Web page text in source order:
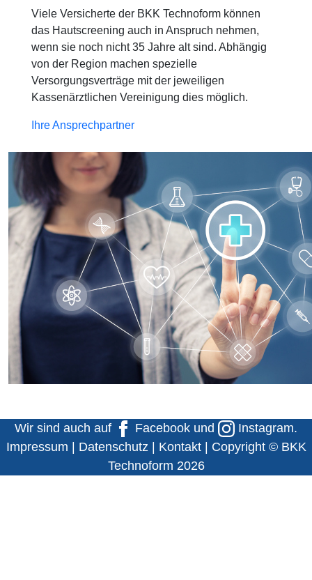
Viele Versicherte der BKK Technoform können
das Hautscreening auch in Anspruch nehmen,
wenn sie noch nicht 35 Jahre alt sind. Abhängig
von der Region machen spezielle
Versorgungsverträge mit der jeweiligen
Kassenärztlichen Vereinigung dies möglich.
Ihre Ansprechpartner
Wir sind auch auf Facebook und Instagram.
Impressum
Datenschutz| Kontakt| Copyright © BKK
Technoform 2026